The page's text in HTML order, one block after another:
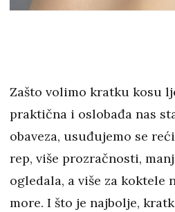
Zašto volimo kratku kosu
praktična i oslobađa nas
obaveza, usuđujemo se
rep, više prozračnosti,
ogledala, a više za koktele
more. I što je najbolje,